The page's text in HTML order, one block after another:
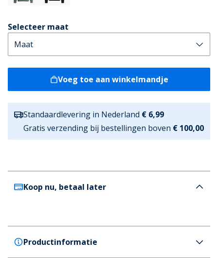
Selecteer maat
Voeg toe aan winkelmandje
Standaardlevering in Nederland € 6,99
Gratis verzending bij bestellingen boven € 100,00
Koop nu, betaal later
Productinformatie